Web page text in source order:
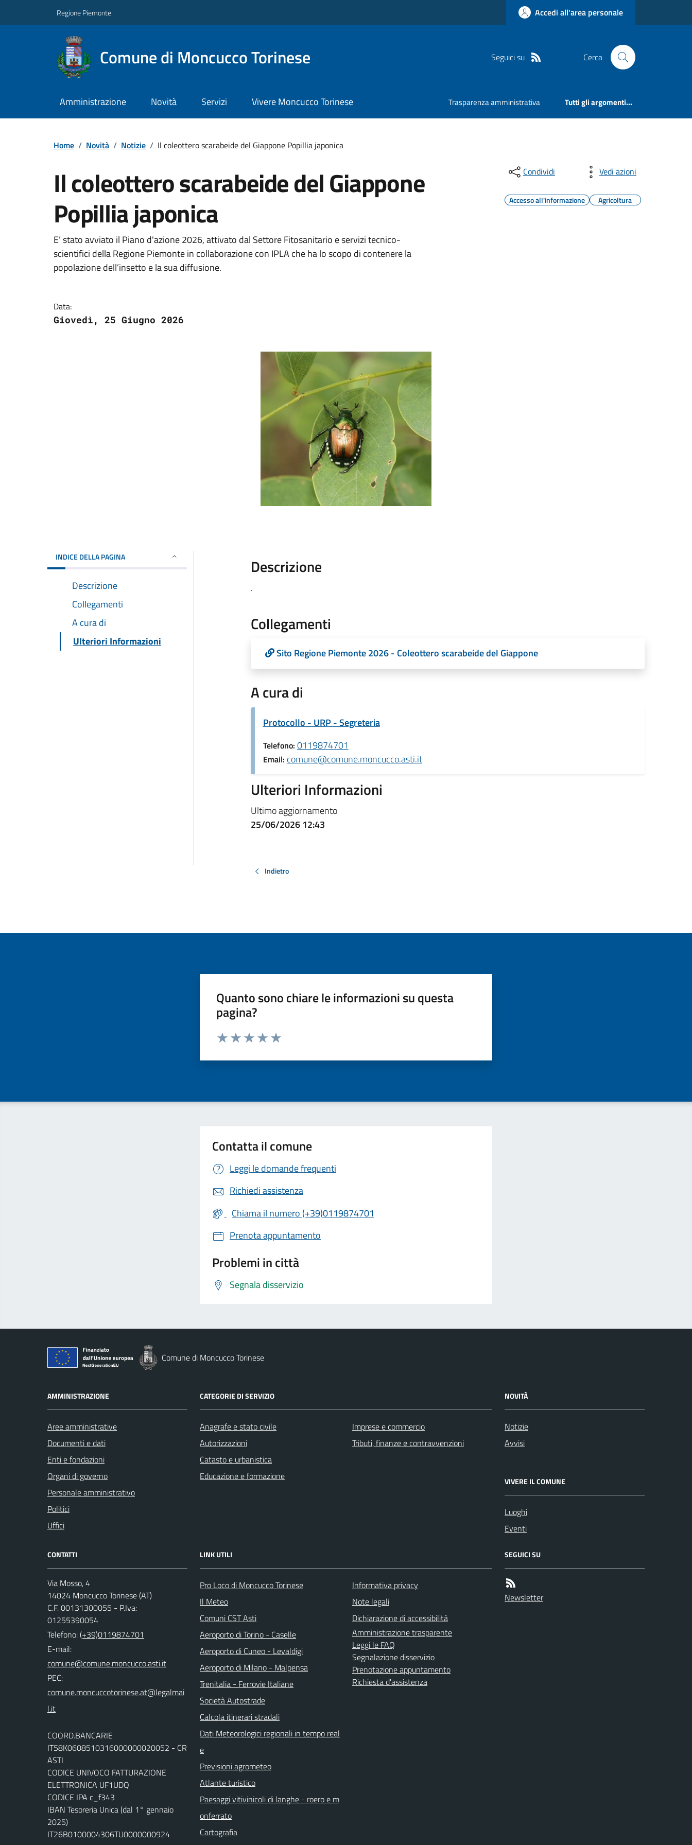
Regione Piemonte Accedi all'area personale
Comune di Moncucco Torinese Seguici su Cerca
Amministrazione Novità Servizi Vivere Moncucco Torinese Trasparenza amministrativa Tutti gli argomenti...
Home / Novità / Notizie / Il coleottero scarabeide del Giappone Popillia japonica
Il coleottero scarabeide del Giappone
Popillia japonica
E’ stato avviato il Piano d'azione 2026, attivato dal Settore Fitosanitario e servizi tecnico-
scientifici della Regione Piemonte in collaborazione con IPLA che ha lo scopo di contenere la
popolazione dell’insetto e la sua diffusione.
Data:
Giovedì, 25 Giugno 2026
Condividi Vedi azioni
Accesso all'informazione Agricoltura
INDICE DELLA PAGINA
Descrizione
Collegamenti
A cura di
Ulteriori Informazioni
Descrizione
.
Collegamenti
Sito Regione Piemonte 2026 - Coleottero scarabeide del Giappone
A cura di
Protocollo - URP - Segreteria
Telefono: 0119874701
Email: comune@comune.moncucco.asti.it
Ulteriori Informazioni
Ultimo aggiornamento
25/06/2026 12:43
Indietro
Quanto sono chiare le informazioni su questa
pagina?
Valuta da 1 a 5 stelle la pagina
Contatta il comune
Leggi le domande frequenti
Richiedi assistenza
Chiama il numero (+39)0119874701
Prenota appuntamento
Problemi in città
Segnala disservizio
Comune di Moncucco Torinese
AMMINISTRAZIONE
Aree amministrative
Documenti e dati
Enti e fondazioni
Organi di governo
Personale amministrativo
Politici
Uffici
CATEGORIE DI SERVIZIO
Anagrafe e stato civile
Autorizzazioni
Catasto e urbanistica
Educazione e formazione
Imprese e commercio
Tributi, finanze e contravvenzioni
NOVITÀ
Notizie
Avvisi
VIVERE IL COMUNE
Luoghi
Eventi
CONTATTI
Via Mosso, 4
14024 Moncucco Torinese (AT)
C.F. 00131300055 - P.Iva:
01255390054
Telefono:(+39)0119874701
E-mail:
comune@comune.moncucco.asti.it
PEC:
comune.moncuccotorinese.at@legalmai
l.it
COORD.BANCARIE
IT58K0608510316000000020052 - CR
ASTI
CODICE UNIVOCO FATTURAZIONE
ELETTRONICA UF1UDQ
CODICE IPA c_f343
IBAN Tesoreria Unica (dal 1° gennaio
2025)
IT26B0100004306TU0000000924
LINK UTILI
Pro Loco di Moncucco Torinese
Il Meteo
Comuni CST Asti
Aeroporto di Torino - Caselle
Aeroporto di Cuneo - Levaldigi
Aeroporto di Milano - Malpensa
Trenitalia - Ferrovie Italiane
Società Autostrade
Calcola itinerari stradali
Dati Meteorologici regionali in tempo real
e
Previsioni agrometeo
Atlante turistico
Paesaggi vitivinicoli di langhe - roero e m
onferrato
Cartografia
Informativa privacy
Note legali
Dichiarazione di accessibilità
Amministrazione trasparente
Leggi le FAQ
Segnalazione disservizio
Prenotazione appuntamento
Richiesta d'assistenza
SEGUICI SU
Newsletter